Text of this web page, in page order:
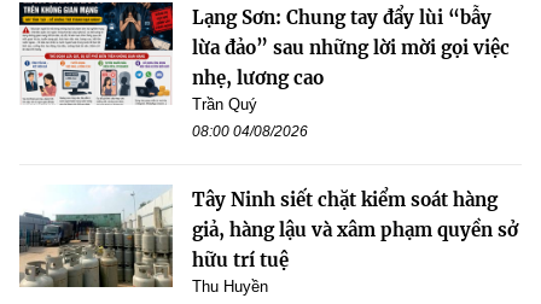
Lạng Sơn: Chung tay đẩy lùi “bẫy
lừa đảo” sau những lời mời gọi việc
nhẹ, lương cao
Trần Quý
08:00 04/08/2026
Tây Ninh siết chặt kiểm soát hàng
giả, hàng lậu và xâm phạm quyền sở
hữu trí tuệ
Thu Huyền